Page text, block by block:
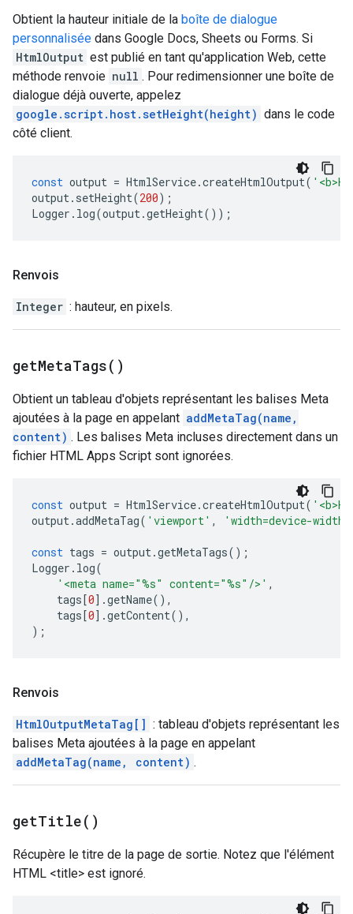
Obtient la hauteur initiale de la boîte de dialogue
personnalisée dans Google Docs, Sheets ou Forms. Si
HtmlOutput est publié en tant qu'application Web, cette
méthode renvoie null . Pour redimensionner une boîte de
dialogue déjà ouverte, appelez
google.script.host.setHeight(height) dans le code
côté client.
const output = HtmlService.createHtmlOutput(
output. setHeight(200);
Logger . log(output.getHeight());
Renvois
Integer : hauteur, en pixels.
getMetaTags( )
Obtient un tableau d'objets représentant les balises Meta
ajoutées à la page en appelant addMetaTag(name,
content) . Les balises Meta incluses directement dans un
fichier HTML Apps Script sont ignorées.
const output = HtmlService.createHtmlOutput(
output.addMetaTag( 'viewport' , 'width=device-
const tags = output.getMetaTags();
Logger . log(
'<meta name="%s" content="%s"/>' ,
tags[0].getName(),
tags[0].getContent(),
);
Renvois
HtmlOutputMetaTag[] : tableau d'objets représentant les
balises Meta ajoutées à la page en appelant
addMetaTag(name, content) .
getTitle( )
Récupère le titre de la page de sortie. Notez que l'élément
HTML <title> est ignoré.